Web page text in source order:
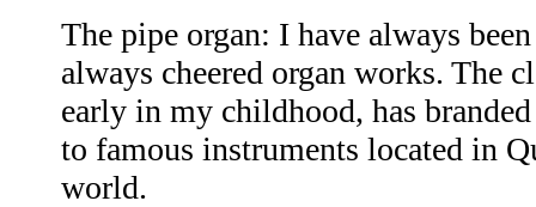
The pipe organ: I have always
always cheered organ works. The
early in my childhood, has
to famous instruments located in
world.